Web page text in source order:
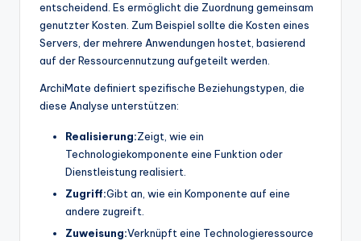
entscheidend. Es ermöglicht die Zuordnung gemeinsam
genutzter Kosten. Zum Beispiel sollte die Kosten eines
Servers, der mehrere Anwendungen hostet, basierend
auf der Ressourcennutzung aufgeteilt werden.
ArchiMate definiert spezifische Beziehungstypen, die
diese Analyse unterstützen:
Realisierung:Zeigt, wie ein
Technologiekomponente eine Funktion oder
Dienstleistung realisiert.
Zugriff:Gibt an, wie ein Komponente auf eine
andere zugreift.
Zuweisung:Verknüpft eine Technologieressource